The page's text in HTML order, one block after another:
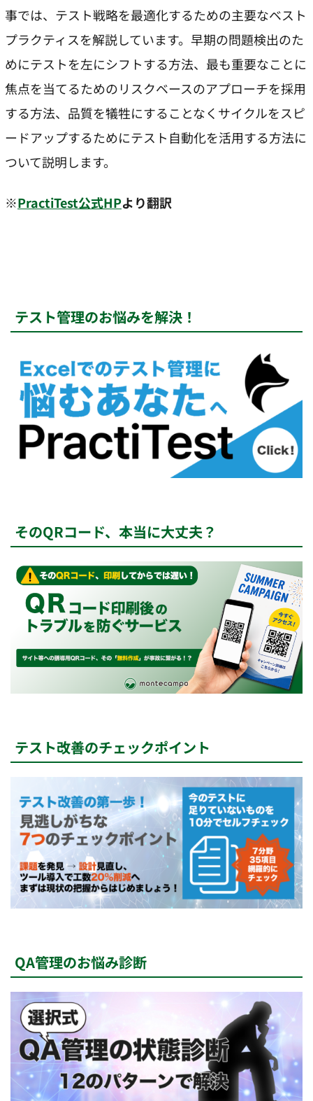
事では、テスト戦略を最適化するための主要なベスト
プラクティスを解説しています。早期の問題検出のた
めにテストを左にシフトする方法、最も重要なことに
焦点を当てるためのリスクベースのアプローチを採用
する方法、品質を犠牲にすることなくサイクルをスピ
ードアップするためにテスト自動化を活用する方法に
ついて説明します。
※PractiTest公式HPより翻訳
テスト管理のお悩みを解決！
そのQRコード、本当に大丈夫？
テスト改善のチェックポイント
QA管理のお悩み診断